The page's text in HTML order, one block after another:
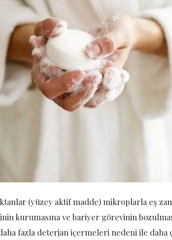
(yüzey aktif madde) mikroplarla eş
kurumasına ve bariyer görevinin
fazla deterjan içermeleri nedeni ile